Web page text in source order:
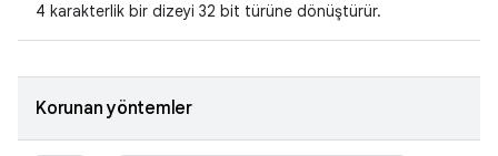
4 karakterlik bir dizeyi 32 bit türüne dönüştürür.
Korunan yöntemler